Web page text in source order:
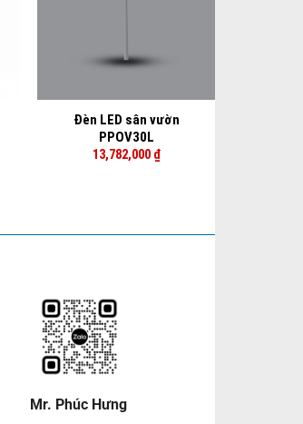
Đèn LED sân vườn
PPOV30L
13,782,000 ₫
Mr. Phúc Hưng